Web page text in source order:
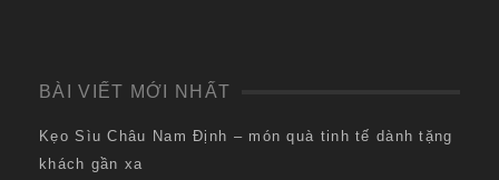
BÀI VIẾT MỚI NHẤT
Kẹo Sìu Châu Nam Định – món quà tinh tế dành tặng
khách gần xa